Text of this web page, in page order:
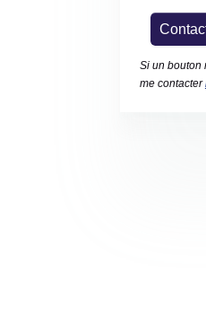
Si un bouton
me contacter